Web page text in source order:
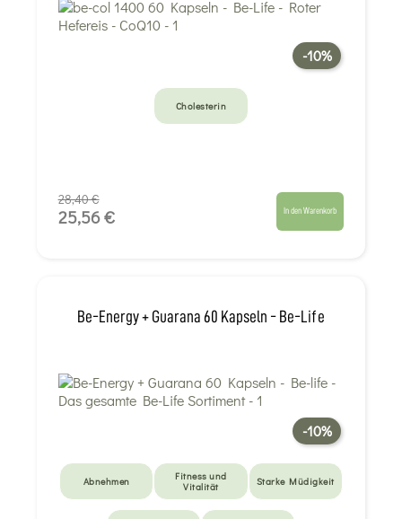
-10%
Cholesterin
28,40 €
25,56 € In den Warenkorb
Be-Energy + Guarana 60 Kapseln - Be-Life
-10%
Abnehmen
Fitness und
Vitalität
Starke Müdigkeit